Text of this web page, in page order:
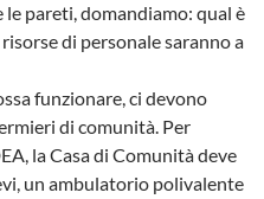
pareti, domandiamo: qual è
di personale saranno a
funzionare, ci devono
di comunità. Per
la Casa di Comunità deve
un ambulatorio polivalente